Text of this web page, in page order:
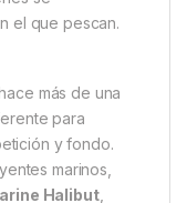
máxima
y eficaz
Method Mixes
serio
fórmula
cebo para
ofrece una